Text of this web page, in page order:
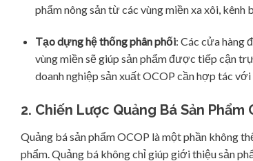
phẩm nông sản từ các vùng miền xa xôi,
Tạo dựng hệ thống phân phối: Các cửa hàng
vùng miền sẽ giúp sản phẩm được tiếp cận
doanh nghiệp sản xuất OCOP cần hợp tác
2. Chiến Lược Quảng Bá Sản Phẩm
Quảng bá sản phẩm OCOP là một phần không
phẩm. Quảng bá không chỉ giúp giới thiệu sản